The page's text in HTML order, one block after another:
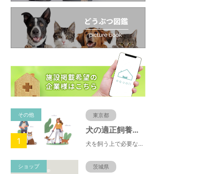
その他 東京都
犬の適正飼養クイズ
犬を飼う上で必要な責任やマナー、健康管理について学ぶことができます。
1
ショップ 茨城県